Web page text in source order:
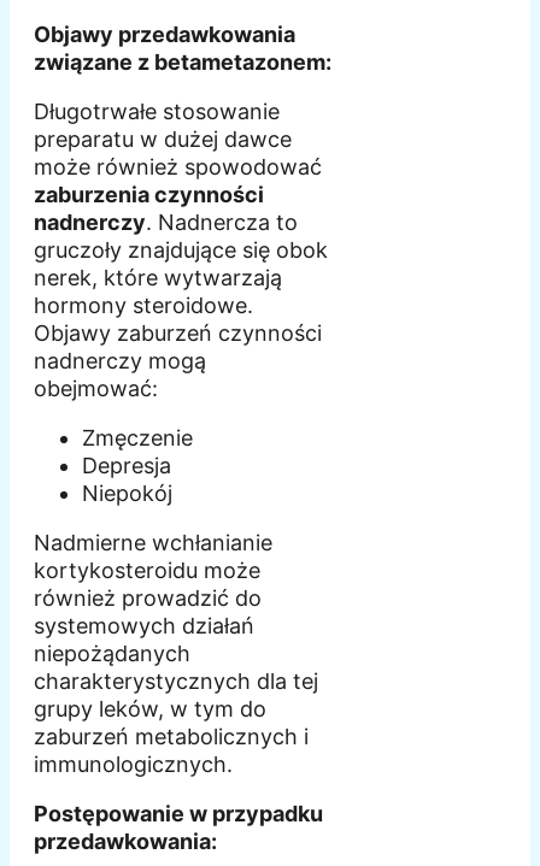
Objawy przedawkowania
związane z betametazonem:
Długotrwałe stosowanie
preparatu w dużej dawce
może również spowodować
zaburzenia czynności
nadnerczy. Nadnercza to
gruczoły znajdujące się obok
nerek, które wytwarzają
hormony steroidowe.
Objawy zaburzeń czynności
nadnerczy mogą
obejmować:
Zmęczenie
Depresja
Niepokój
Nadmierne wchłanianie
kortykosteroidu może
również prowadzić do
systemowych działań
niepożądanych
charakterystycznych dla tej
grupy leków, w tym do
zaburzeń metabolicznych i
immunologicznych.
Postępowanie w przypadku
przedawkowania: